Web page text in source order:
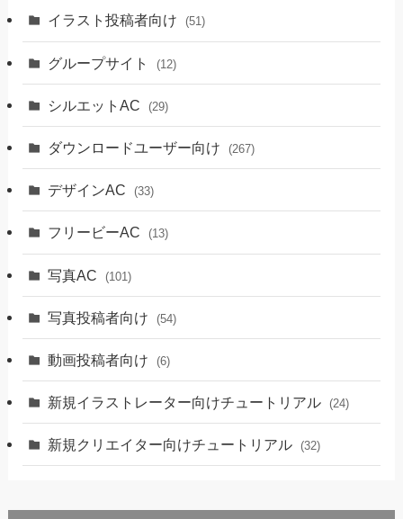
イラスト投稿者向け (51)
グループサイト (12)
シルエットAC (29)
ダウンロードユーザー向け (267)
デザインAC (33)
フリービーAC (13)
写真AC (101)
写真投稿者向け (54)
動画投稿者向け (6)
新規イラストレーター向けチュートリアル (24)
新規クリエイター向けチュートリアル (32)